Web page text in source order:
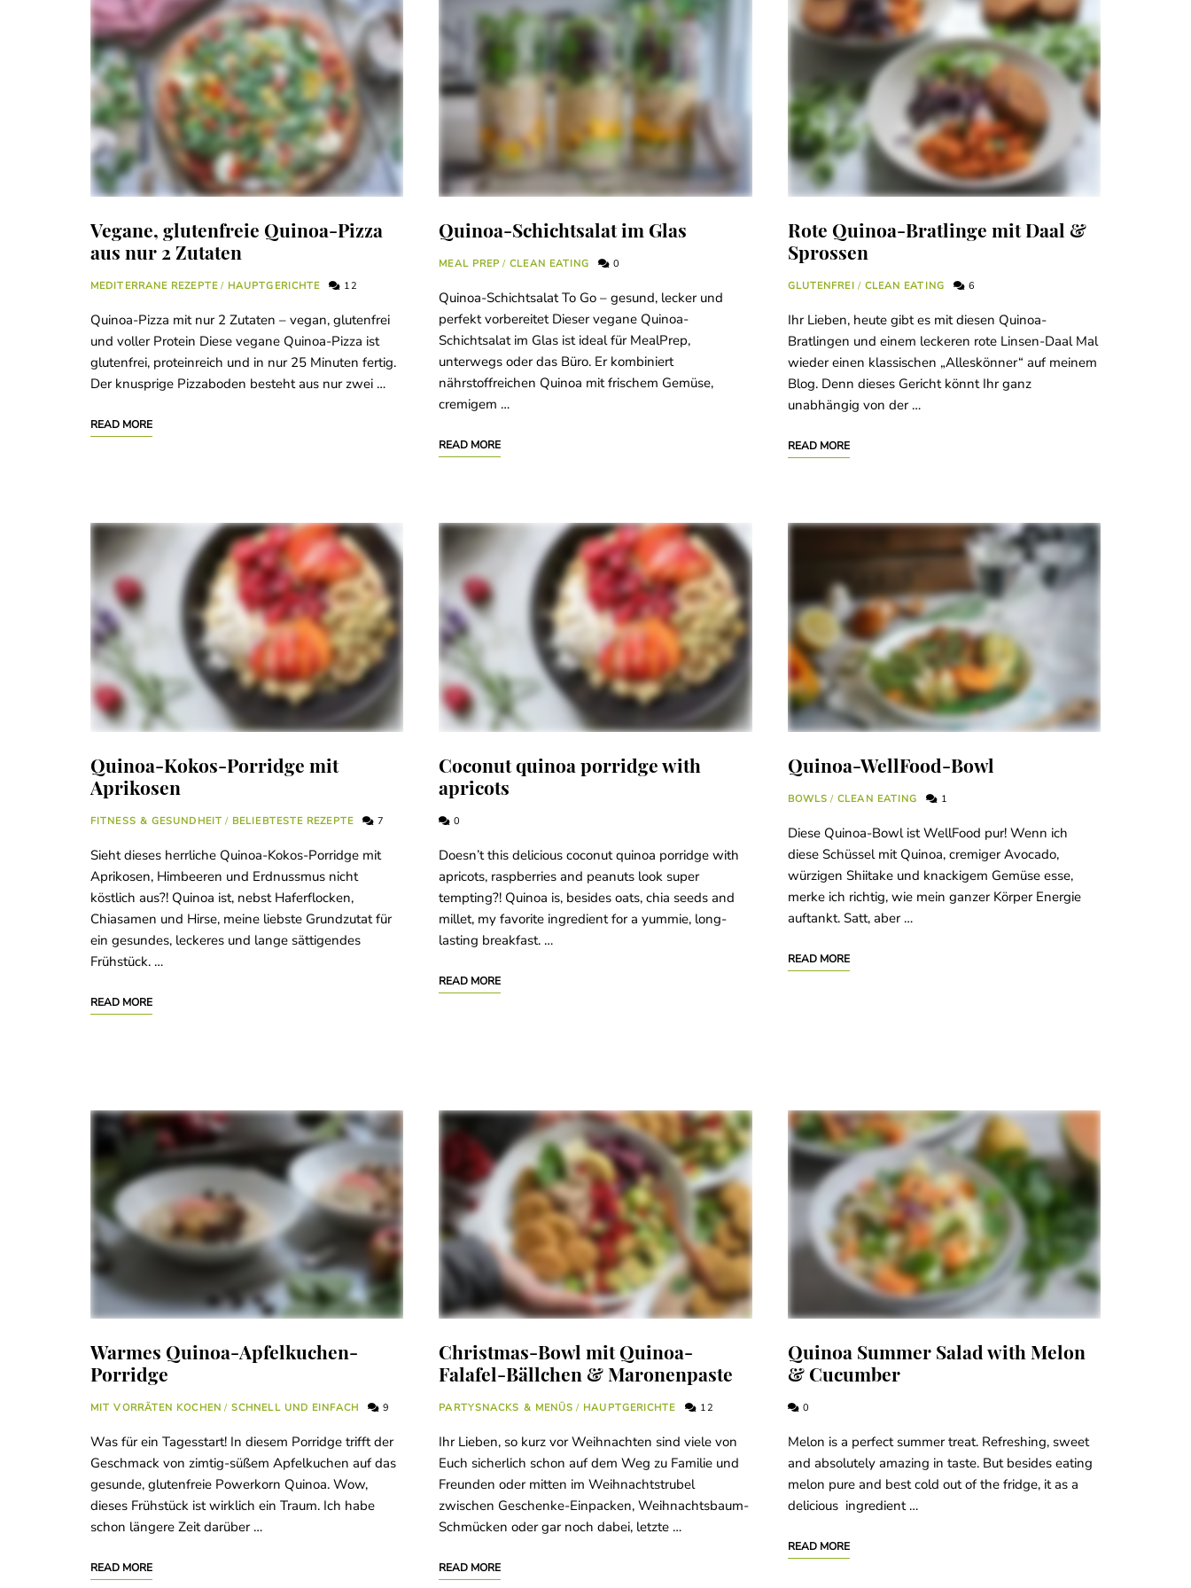
Vegane, glutenfreie Quinoa-Pizza
aus nur 2 Zutaten
MEDITERRANE REZEPTE/ HAUPTGERICHTE 12
Quinoa-Pizza mit nur 2 Zutaten – vegan, glutenfrei
und voller Protein Diese vegane Quinoa-Pizza ist
glutenfrei, proteinreich und in nur 25 Minuten fertig.
Der knusprige Pizzaboden besteht aus nur zwei …
READ MORE
Quinoa-Schichtsalat im Glas
MEAL PREP / CLEAN EATING 0
Quinoa-Schichtsalat To Go – gesund, lecker und
perfekt vorbereitet Dieser vegane Quinoa-
Schichtsalat im Glas ist ideal für MealPrep,
unterwegs oder das Büro. Er kombiniert
nährstoffreichen Quinoa mit frischem Gemüse,
cremigem …
READ MORE
Rote Quinoa-Bratlinge mit Daal &
Sprossen
GLUTENFREI / CLEAN EATING 6
Ihr Lieben, heute gibt es mit diesen Quinoa-
Bratlingen und einem leckeren rote Linsen-Daal Mal
wieder einen klassischen „Alleskönner“ auf meinem
Blog. Denn dieses Gericht könnt Ihr ganz
unabhängig von der …
READ MORE
Quinoa-Kokos-Porridge mit
Aprikosen
FITNESS & GESUNDHEIT / BELIEBTESTE REZEPTE 7
Sieht dieses herrliche Quinoa-Kokos-Porridge mit
Aprikosen, Himbeeren und Erdnussmus nicht
köstlich aus?! Quinoa ist, nebst Haferflocken,
Chiasamen und Hirse, meine liebste Grundzutat für
ein gesundes, leckeres und lange sättigendes
Frühstück. …
READ MORE
Coconut quinoa porridge with
apricots
0
Doesn’t this delicious coconut quinoa porridge with
apricots, raspberries and peanuts look super
tempting?! Quinoa is, besides oats, chia seeds and
millet, my favorite ingredient for a yummie, long-
lasting breakfast. …
READ MORE
Quinoa-WellFood-Bowl
BOWLS / CLEAN EATING 1
Diese Quinoa-Bowl ist WellFood pur! Wenn ich
diese Schüssel mit Quinoa, cremiger Avocado,
würzigen Shiitake und knackigem Gemüse esse,
merke ich richtig, wie mein ganzer Körper Energie
auftankt. Satt, aber …
READ MORE
Warmes Quinoa-Apfelkuchen-
Porridge
MIT VORRÄTEN KOCHEN / SCHNELL UND EINFACH 9
Was für ein Tagesstart! In diesem Porridge trifft der
Geschmack von zimtig-süßem Apfelkuchen auf das
gesunde, glutenfreie Powerkorn Quinoa. Wow,
dieses Frühstück ist wirklich ein Traum. Ich habe
schon längere Zeit darüber …
READ MORE
Christmas-Bowl mit Quinoa-
Falafel-Bällchen & Maronenpaste
PARTYSNACKS & MENÜS / HAUPTGERICHTE 12
Ihr Lieben, so kurz vor Weihnachten sind viele von
Euch sicherlich schon auf dem Weg zu Familie und
Freunden oder mitten im Weihnachtstrubel
zwischen Geschenke-Einpacken, Weihnachtsbaum-
Schmücken oder gar noch dabei, letzte …
READ MORE
Quinoa Summer Salad with Melon
& Cucumber
0
Melon is a perfect summer treat. Refreshing, sweet
and absolutely amazing in taste. But besides eating
melon pure and best cold out of the fridge, it as a
delicious ingredient …
READ MORE